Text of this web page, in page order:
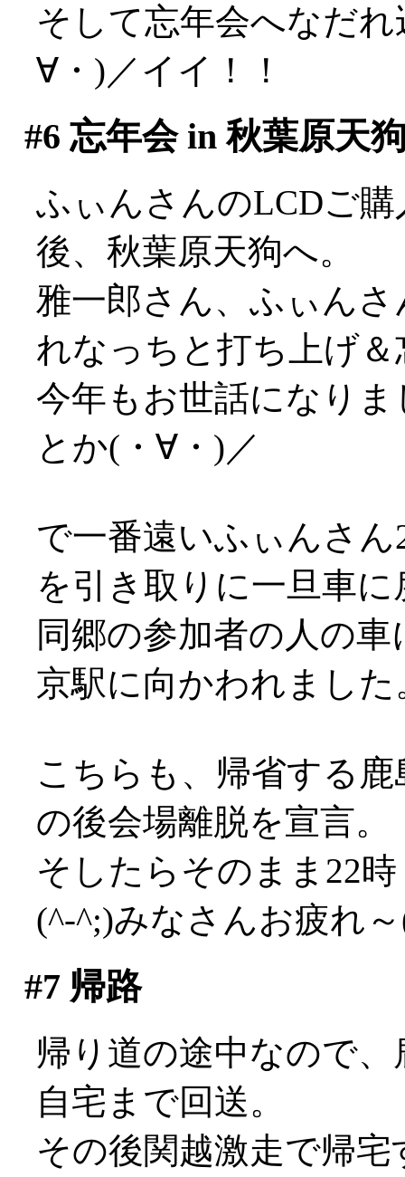
そして忘年会へなだ
∀・)／イイ！！
#6 忘年会 in 秋葉原天
ふぃんさんのLCDご
後、秋葉原天狗へ。
雅一郎さん、ふぃん
れなっちと打ち上げ
今年もお世話になり
とか(・∀・)／
で一番遠いふぃんさ
を引き取りに一旦車に
同郷の参加者の人の
京駅に向かわれまし
こちらも、帰省する
の後会場離脱を宣言。
そしたらそのまま22
(^-^;)みなさんお疲れ
#7 帰路
帰り道の途中なので
自宅まで回送。
その後関越激走で帰